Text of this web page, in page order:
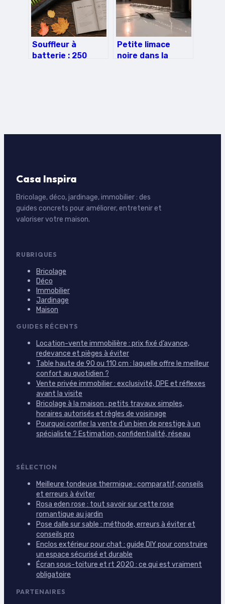
Souffleur à
batterie : 250
Petite limace
noire dans la
Casa Inspira
Bricolage, déco, jardinage, immobilier : des
guides concrets pour améliorer, entretenir et
valoriser votre maison.
RUBRIQUES
Bricolage
Déco
Immobilier
Jardinage
Maison
GUIDES RÉCENTS
Location-vente immobilière : prix fixé d’avance,
redevance et pièges à éviter
Table haute de 90 ou 110 cm : laquelle offre le meilleur
confort au quotidien ?
Vente privée immobilier : exclusivité, DPE et réflexes
avant la visite
Bricolage à la maison : petits travaux simples,
horaires autorisés et règles de voisinage
Pourquoi confier la vente d’un bien de prestige à un
spécialiste ? Estimation, confidentialité, réseau
SÉLECTION
Meilleure tondeuse thermique : comparatif, conseils
et erreurs à éviter
Rosa eden rose : tout savoir sur cette rose
romantique au jardin
Pose dalle sur sable : méthode, erreurs à éviter et
conseils pro
Enclos extérieur pour chat : guide DIY pour construire
un espace sécurisé et durable
Écran sous-toiture et rt 2020 : ce qui est vraiment
obligatoire
PARTENAIRES